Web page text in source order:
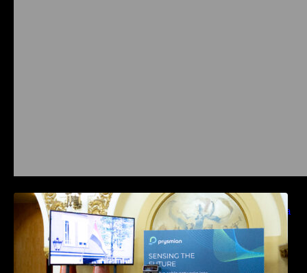
Prysmian aduce la COMM26 tehnologii de
sensing si Digital Energy pentru monitorizarea
in timp real a infrastrucrutilor critice